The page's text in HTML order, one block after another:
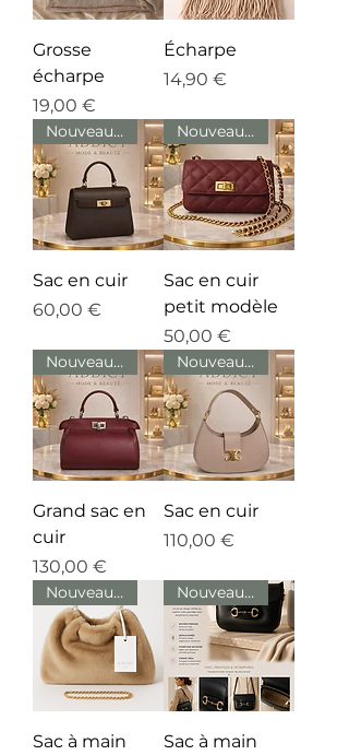
Grosse
écharpe
Prix
19,00 €
Écharpe
Prix
14,90 €
Nouveautés
Sac en cuir
Prix
60,00 €
Nouveautés
Sac en cuir
petit modèle
Prix
50,00 €
Nouveautés
Grand sac en
cuir
Prix
130,00 €
Nouveautés
Sac en cuir
Prix
110,00 €
Nouveauté
Sac à main
Nouveauté
Sac à main